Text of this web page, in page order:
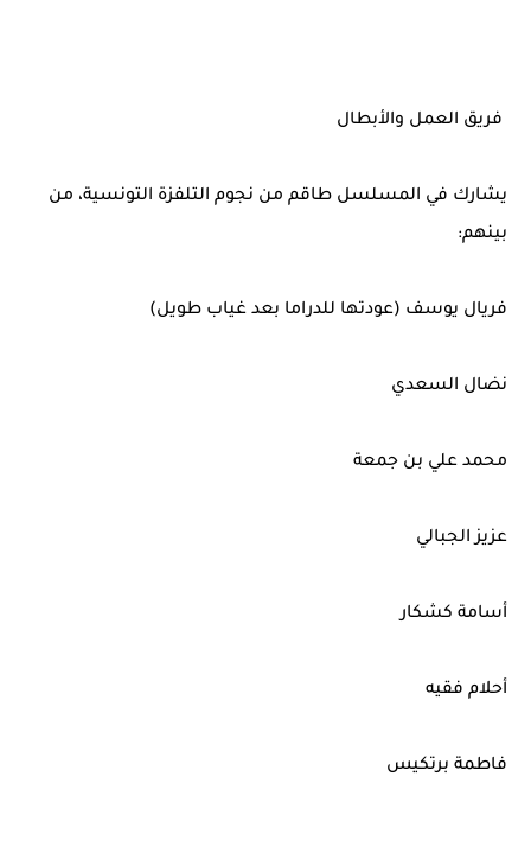
فريق العمل والأبطال
يشارك في المسلسل طاقم من نجوم التلفزة التونسية، من
بينهم:
فريال يوسف (عودتها للدراما بعد غياب طويل)
نضال السعدي
محمد علي بن جمعة
عزيز الجبالي
أسامة كشكار
أحلام فقيه
فاطمة برتكيس